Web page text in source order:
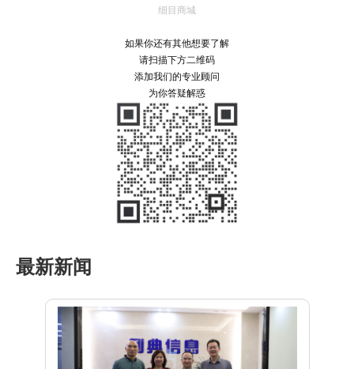
细目商城
如果你还有其他想要了解
请扫描下方二维码
添加我们的专业顾问
为你答疑解惑
最新新闻